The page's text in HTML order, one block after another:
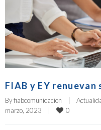
FIAB y EY
By fiabcomunicacion |
marzo, 2023
| 0